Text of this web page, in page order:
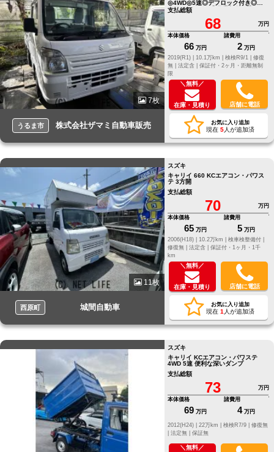
7枚
うるま市 株式会社ザマミ自動車販売
◎4WD◎5速◎デフロック付き◎エア
コン、パワステ◎作業灯付き◎エア
バック◎修復歴なし
支払総額
68
万円
本体価格
66 万円
諸費用
2 万円
2019(R1) |
10.1万km | 検検R9/1 | 修復
無 | 法定含 | 保証付・2ヶ月・距離無制
限
＼無料／
在庫・見積り 店舗に電話
お気に入り追加
現在 5人が追加済
11枚
西原町 城間自動車
スズキ
キャリイ 660 KCエアコン・パワス
テ 3方開
支払総額
70
万円
本体価格
65 万円
諸費用
5 万円
2006(H18) |
10.2万km |
検車検整備付 |
修復無 | 法定含 | 保証付・1ヶ月・1千
km
＼無料／
在庫・見積り 店舗に電話
お気に入り追加
現在 1 人が追加済
スズキ
キャリイ KCエアコン・パワステ
4WD 5速 便利な深いダンプ
支払総額
73
万円
本体価格
69 万円
諸費用
4 万円
修復無
法定無 | 保証無
＼無料／